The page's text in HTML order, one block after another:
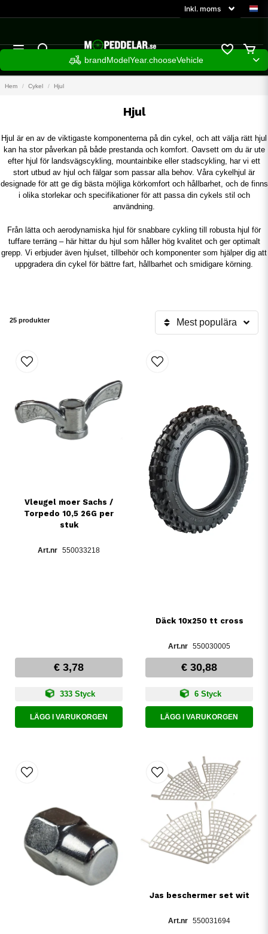
brandModelYear.chooseVehicle
Hem Cykel Hjul
Hjul
Hjul är en av de viktigaste komponenterna på din cykel, och att välja rätt hjul
kan ha stor påverkan på både prestanda och komfort. Oavsett om du är ute
efter hjul för landsvägscykling, mountainbike eller stadscykling, har vi ett
stort utbud av hjul och fälgar som passar alla behov. Våra cykelhjul är
designade för att ge dig bästa möjliga körkomfort och hållbarhet, och de finns
i olika storlekar och specifikationer för att passa din cykels stil och
användning.
Från lätta och aerodynamiska hjul för snabbare cykling till robusta hjul för
tuffare terräng – här hittar du hjul som håller hög kvalitet och ger optimalt
grepp. Vi erbjuder även hjulset, tillbehör och komponenter som hjälper dig att
uppgradera din cykel för bättre fart, hållbarhet och smidigare körning.
25 produkter Mest populära
Vleugel moer Sachs /
Torpedo 10,5 26G per
stuk
550033218
€ 3,78
333 Styck
LÄGG I VARUKORGEN
Däck 10x250 tt cross
550030005
€ 30,88
6 Styck
LÄGG I VARUKORGEN
Jas beschermer set wit
550031694